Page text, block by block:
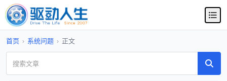
首页 › 系统问题 › 正文